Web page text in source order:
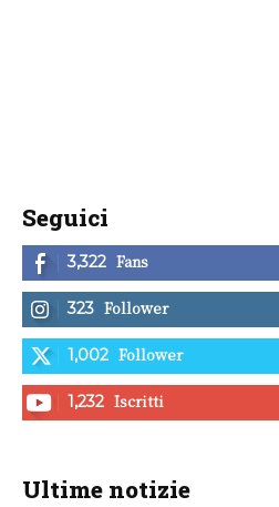
Seguici
3,322 Fans
323 Follower
1,002 Follower
1,232 Iscritti
Ultime notizie